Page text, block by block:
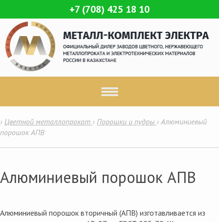
+7 (708) 425 18 10
› Цветной металлопрокат › Порошки и пудры › Алюминиевый
порошок АПВ
Алюминиевый порошок АПВ
Алюминиевый порошок вторичный (АПВ) изготавливается из